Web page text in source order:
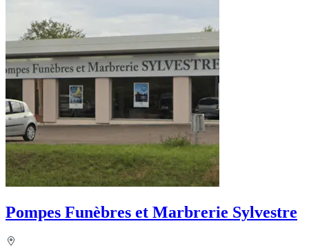
Pompes Funèbres et Marbrerie Sylvestre